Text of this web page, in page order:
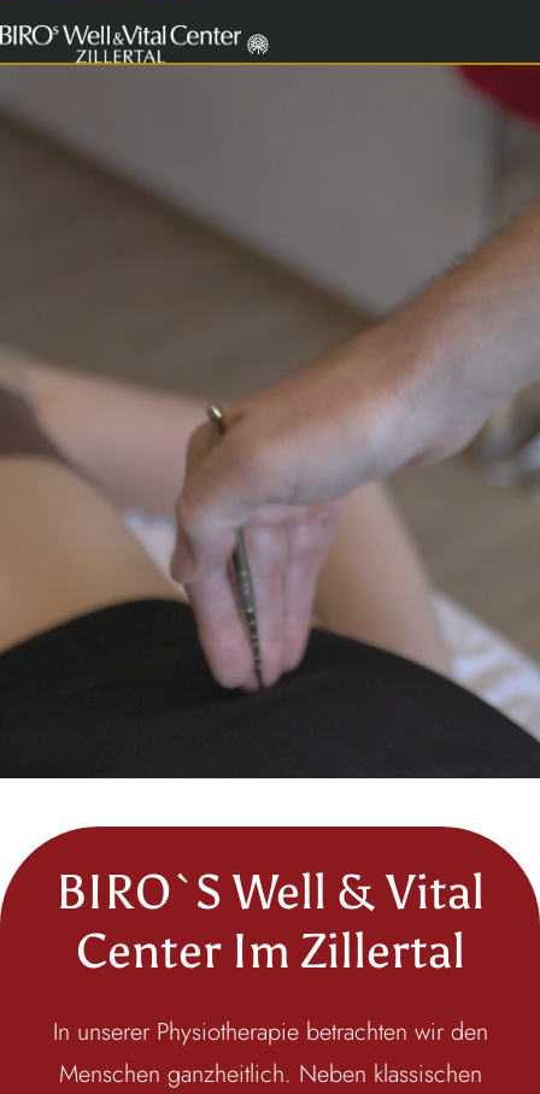
BIRO`S Well & Vital
Center Im Zillertal
In unserer Physiotherapie betrachten wir den
Menschen ganzheitlich. Neben klassischen